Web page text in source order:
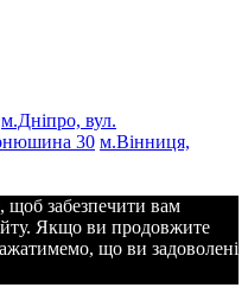
м.Дніпро, вул.
30 м.Вінниця,
забезпечити вам
Якщо ви продовжите
що ви задоволені